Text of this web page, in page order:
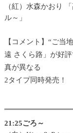
（紅）水森かおり
ル～」
【コメント】“ご当
遠 さくら路」が好
真が異なる
2タイプ同時発売！
21:25ごろ～